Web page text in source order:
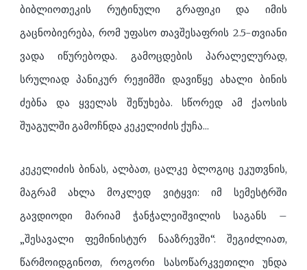
ბიბლიოთეკის რუტინული გრაფიკი და იმის
გაცნობიერება, რომ უფასო თავშესაფრის 2.5-თვიანი
ვადა იწურებოდა. გამოცდების პარალელურად,
სრულიად პანიკურ რეჟიმში დავიწყე ახალი ბინის
ძებნა და ყველას შეწუხება. სწორედ ამ ქაოსის
შუაგულში გამოჩნდა კეკელიძის ქუჩა...
კეკელიძის ბინას, ალბათ, ცალკე ბლოგიც ეკუთვნის,
მაგრამ ახლა მოკლედ ვიტყვი: იმ სემესტრში
გავდიოდი მარიამ ჭანჭალეიშვილის საგანს –
„შესავალი ფემინისტურ ნააზრევში“. შეგიძლიათ,
წარმოიდგინოთ, როგორი სასოწარკვეთილი უნდა